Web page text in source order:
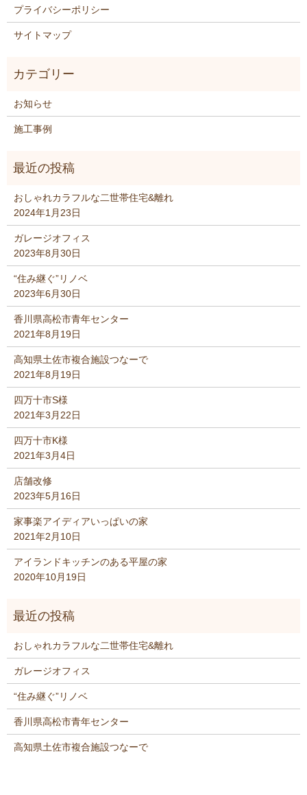
プライバシーポリシー
サイトマップ
お知らせ
施工事例
おしゃれカラフルな二世帯住宅&離れ
2024年1月23日
ガレージオフィス
2023年8月30日
“住み継ぐ”リノベ
2023年6月30日
香川県高松市青年センター
2021年8月19日
高知県土佐市複合施設つなーで
2021年8月19日
四万十市S様
2021年3月22日
四万十市K様
2021年3月4日
店舗改修
2023年5月16日
家事楽アイディアいっぱいの家
2021年2月10日
アイランドキッチンのある平屋の家
2020年10月19日
おしゃれカラフルな二世帯住宅&離れ
ガレージオフィス
“住み継ぐ”リノベ
香川県高松市青年センター
高知県土佐市複合施設つなーで